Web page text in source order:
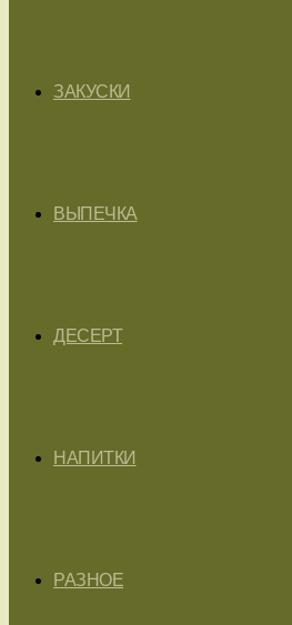
ЗАКУСКИ
ВЫПЕЧКА
ДЕСЕРТ
НАПИТКИ
РАЗНОЕ